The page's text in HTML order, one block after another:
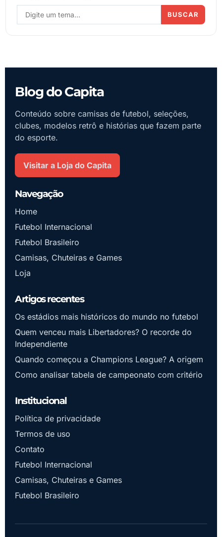
BUSCAR
Blog do Capita
Conteúdo sobre camisas de futebol, seleções,
clubes, modelos retrô e histórias que fazem parte
do esporte.
Visitar a Loja do Capita
Navegação
Home
Futebol Internacional
Futebol Brasileiro
Camisas, Chuteiras e Games
Loja
Artigos recentes
Os estádios mais históricos do mundo no futebol
Quem venceu mais Libertadores? O recorde do
Independiente
Quando começou a Champions League? A origem
Como analisar tabela de campeonato com critério
Institucional
Política de privacidade
Termos de uso
Contato
Futebol Internacional
Camisas, Chuteiras e Games
Futebol Brasileiro